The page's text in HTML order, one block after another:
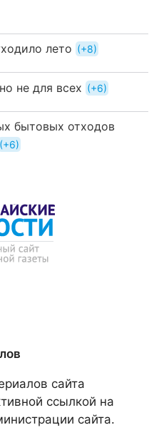
лето +8
не для всех +6
бытовых отходов
+6
сайта
ссылкой на
сайта.